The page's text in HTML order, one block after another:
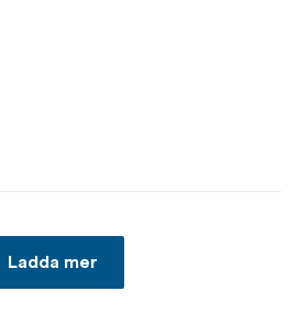
Ladda mer